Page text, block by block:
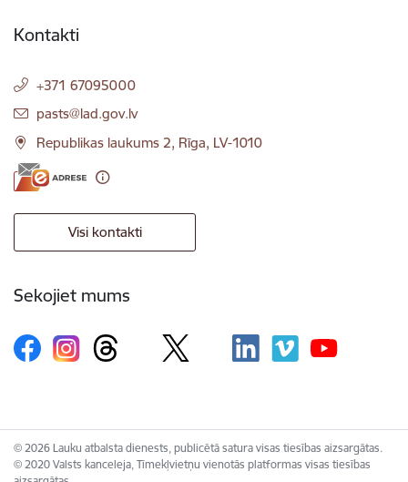
Kontakti
+371 67095000
E-pasts:
pasts@lad.gov.lv
Republikas laukums 2, Rīga, LV-1010
Visi kontakti
Sekojiet mums
© 2026 Lauku atbalsta dienests, publicētā satura visas tiesības aizsargātas.
© 2020 Valsts kanceleja, Tīmekļvietņu vienotās platformas visas tiesības